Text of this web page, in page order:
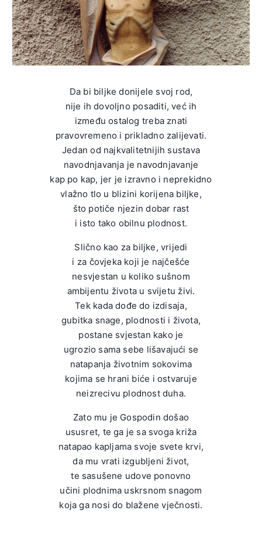
Da bi biljke donijele svoj rod,
nije ih dovoljno posaditi, već ih
između ostalog treba znati
pravovremeno i prikladno zalijevati.
Jedan od najkvalitetnijih sustava
navodnjavanja je navodnjavanje
kap po kap, jer je izravno i neprekidno
vlažno tlo u blizini korijena biljke,
što potiče njezin dobar rast
i isto tako obilnu plodnost.
Slično kao za biljke, vrijedi
i za čovjeka koji je najčešće
nesvjestan u koliko sušnom
ambijentu života u svijetu živi.
Tek kada dođe do izdisaja,
gubitka snage, plodnosti i života,
postane svjestan kako je
ugrozio sama sebe lišavajući se
natapanja životnim sokovima
kojima se hrani biće i ostvaruje
neizrecivu plodnost duha.
Zato mu je Gospodin došao
ususret, te ga je sa svoga križa
natapao kapljama svoje svete krvi,
da mu vrati izgubljeni život,
te sasušene udove ponovno
učini plodnima uskrsnom snagom
koja ga nosi do blažene vječnosti.